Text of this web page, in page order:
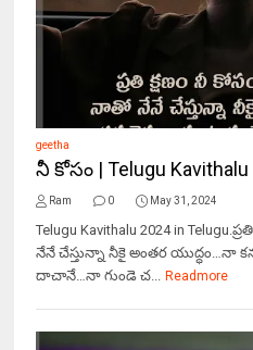
geetha
నీ కోసం | Telugu Kavithalu
Ram 0 May 31, 2024
Telugu Kavithalu 2024 in
నేనే చేస్తున్నా నీకై అంతర యుద్ధం…నా
దాచానే…నా గుండె చ... Readmore